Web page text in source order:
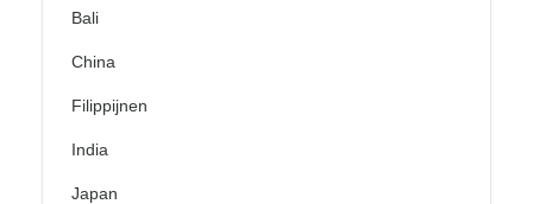
Bali
China
Filippijnen
India
Japan